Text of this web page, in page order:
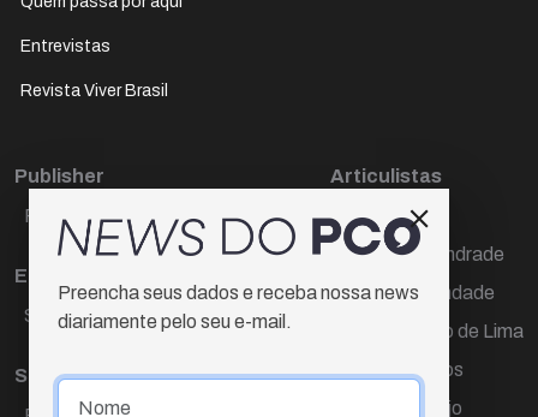
Entrevistas
Revista Viver Brasil
Publisher
Paulo Cesar de Oliveira
Editora Chefe
Sueli Cotta
Sub-editora
Articulistas
Décio Freire
Dr Marcos Andrade
Hamilton Trindade
Igor Carvalho de Lima
Mario Campos
Renata Araújo
Preencha seus dados e receba nossa news
diariamente pelo seu e-mail.